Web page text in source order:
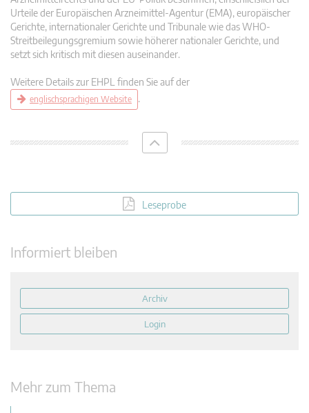
Urteile der Europäischen Arzneimittel-Agentur (EMA), europäischer
Gerichte, internationaler Gerichte und Tribunale wie das WHO-
Streitbeilegungsgremium sowie höherer nationaler Gerichte, und
setzt sich kritisch mit diesen auseinander.
Weitere Details zur EHPL finden Sie auf der
englischsprachigen Website .
Leseprobe
Informiert bleiben
Archiv
Login
Mehr zum Thema